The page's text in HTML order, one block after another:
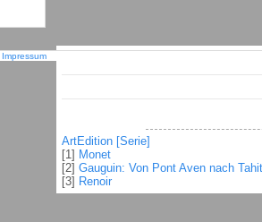
ArtEdition [Serie]
[1] Monet
[2] Gauguin: Von Pont Aven nach
[3] Renoir
Impressum